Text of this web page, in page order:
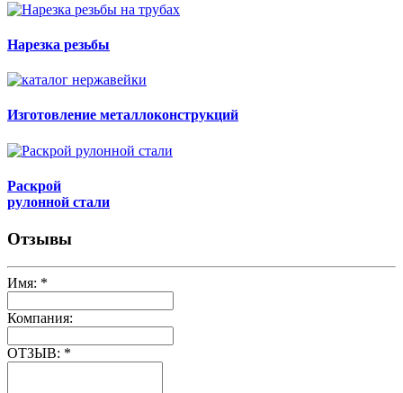
Нарезка резьбы
Изготовление металлоконструкций
Раскрой
рулонной стали
Отзывы
Имя: *
Компания:
ОТЗЫВ: *